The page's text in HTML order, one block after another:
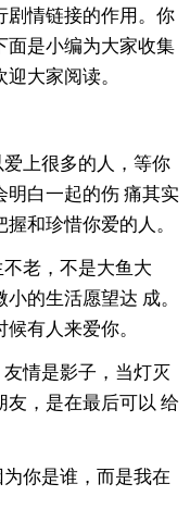
剧情链接的作用。你
面是小编为大家收集
大家阅读。
上很多的人，等你
明白一起的伤 痛其实
和珍惜你爱的人。
老，不是大鱼大
的生活愿望达 成。
有人来爱你。
情是影子，当灯灭
友，是在最后可以 给
你是谁，而是我在